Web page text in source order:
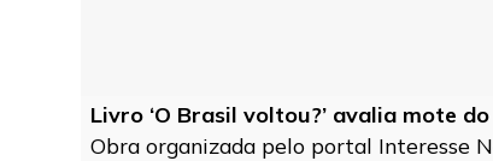
Livro ‘O Brasil voltou?’ avalia mote
Obra organizada pelo portal Interesse